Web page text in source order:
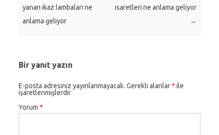
yanan ikaz lambaları ne
anlama geliyor
isaretleri ne anlama geliyor
→
Bir yanıt yazın
E-posta adresiniz yayınlanmayacak. Gerekli alanlar* ile
işaretlenmişlerdir
Yorum *